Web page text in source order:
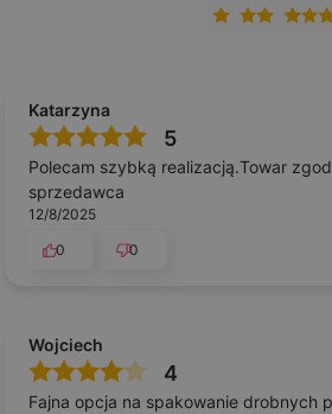
Katarzyna
5
Polecam szybką realizacją.Towar
sprzedawca
12/8/2025
0
0
Wojciech
4
Fajna opcja na spakowanie drobnych